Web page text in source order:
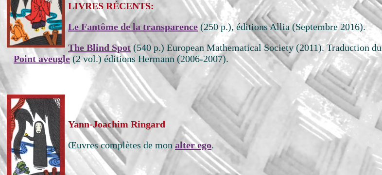
LIVRES RÉCENTS:
Le Fantôme de la transparence (250 p.), éditions Allia (Septembre 2016).
The Blind Spot (540 p.) European Mathematical Society (2011). Traduction du
Point aveugle (2 vol.) éditions Hermann (2006-2007).
Yann-Joachim Ringard
Œuvres complètes de mon alter ego.